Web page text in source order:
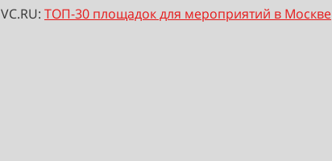
VC.RU: ТОП-30 площадок для мероприятий в Москве